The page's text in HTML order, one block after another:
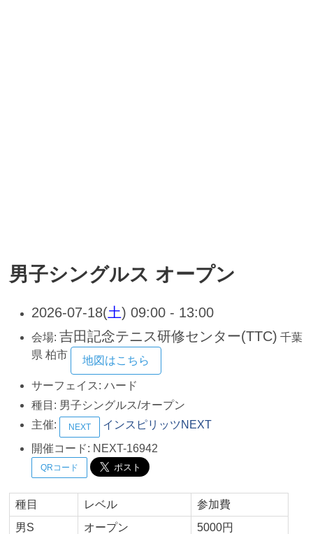
男子シングルス オープン
2026-07-18(土) 09:00 - 13:00
会場: 吉田記念テニス研修センター(TTC) 千葉
県 柏市 地図はこちら
サーフェイス: ハード
種目: 男子シングルス/オープン
主催:
NEXT
インスピリッツNEXT
開催コード: NEXT-16942
QRコード
種目 レベル
参加費
男S
オープン 5000円